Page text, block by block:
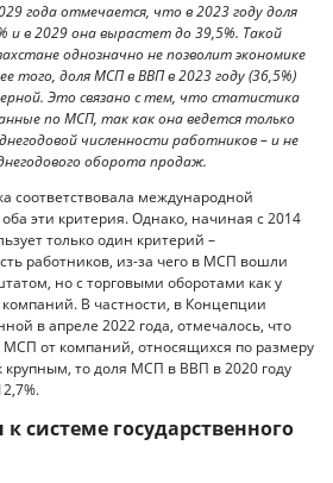
года отмечается, что в 2023 году доля
и в 2029 она вырастет до 39,5%. Такой
однозначно не позволит экономике
того, доля МСП в ВВП в 2023 году (36,5%)
Это связано с тем, что статистика
по МСП, так как она ведется только
численности работников – и не
оборота продаж.
соответствовала международной
эти критерия. Однако, начиная с 2014
только один критерий –
работников, из-за чего в МСП вошли
но с торговыми оборотами как у
В частности, в Концепции
в апреле 2022 года, отмечалось, что
от компаний, относящихся по размеру
крупным, то доля МСП в ВВП в 2020 году
системе государственного